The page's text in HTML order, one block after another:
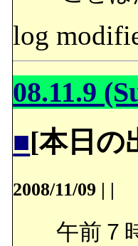
log
08.11.9
■[本日の
2008/11/09 | |
午前７